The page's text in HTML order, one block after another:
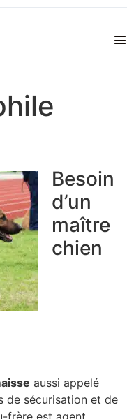
Besoin
d’un
maître
chien
aussi appelé
de sécurisation et de